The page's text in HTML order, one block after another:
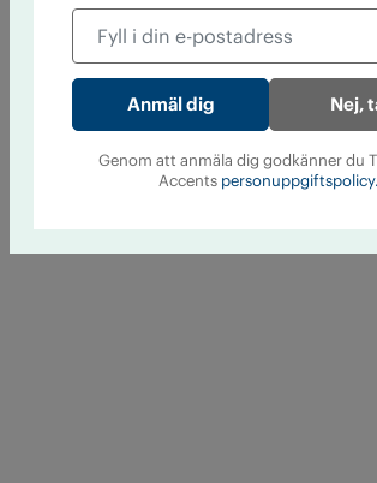
Nej,
Genom att anmäla dig godkänner du
Accents personuppgiftspolicy.